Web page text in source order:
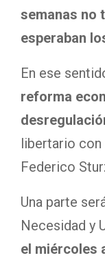
semanas no
esperaban
En ese
reforma
libertario con
Federico
Una parte
Necesidad y
el miércoles